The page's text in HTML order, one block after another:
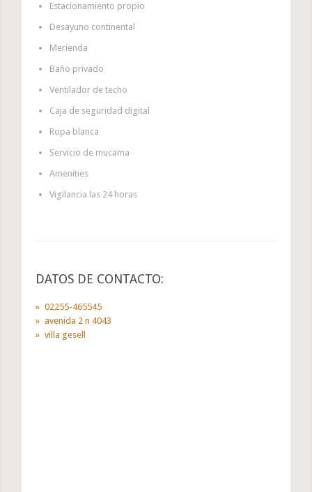
Estacionamiento propio
Desayuno continental
Merienda
Baño privado
Ventilador de techo
Caja de seguridad digital
Ropa blanca
Servicio de mucama
Amenities
Vigilancia las 24 horas
DATOS DE CONTACTO:
02255-465545
avenida 2 n 4043
villa gesell